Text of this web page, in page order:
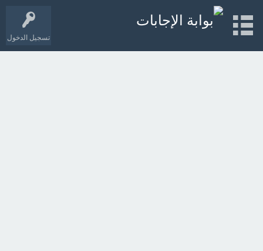
تسجيل الدخول